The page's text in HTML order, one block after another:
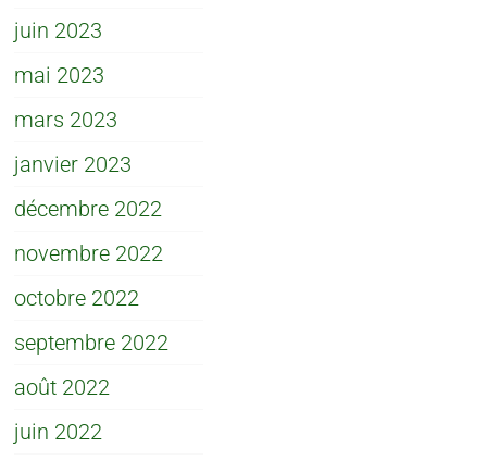
juin 2023
mai 2023
mars 2023
janvier 2023
décembre 2022
novembre 2022
octobre 2022
septembre 2022
août 2022
juin 2022